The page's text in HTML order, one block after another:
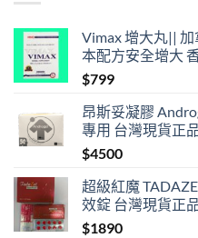
Vimax 增大丸||
本配方安全增大
$799
昂斯妥凝膠
專用 台灣現貨正
$4500
超級紅魔
效錠 台灣現貨正
$1890